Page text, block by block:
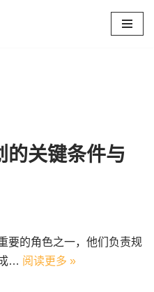
的关键条件与
要的角色之一，他们负责规
… 阅读更多 »